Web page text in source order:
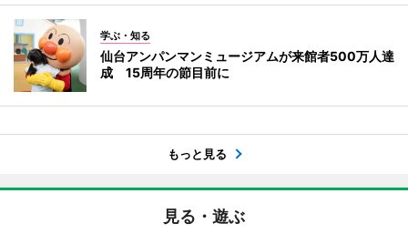
学ぶ・知る
仙台アンパンマンミュージアムが来館者500万人達
成 15周年の節目前に
もっと見る
見る・遊ぶ